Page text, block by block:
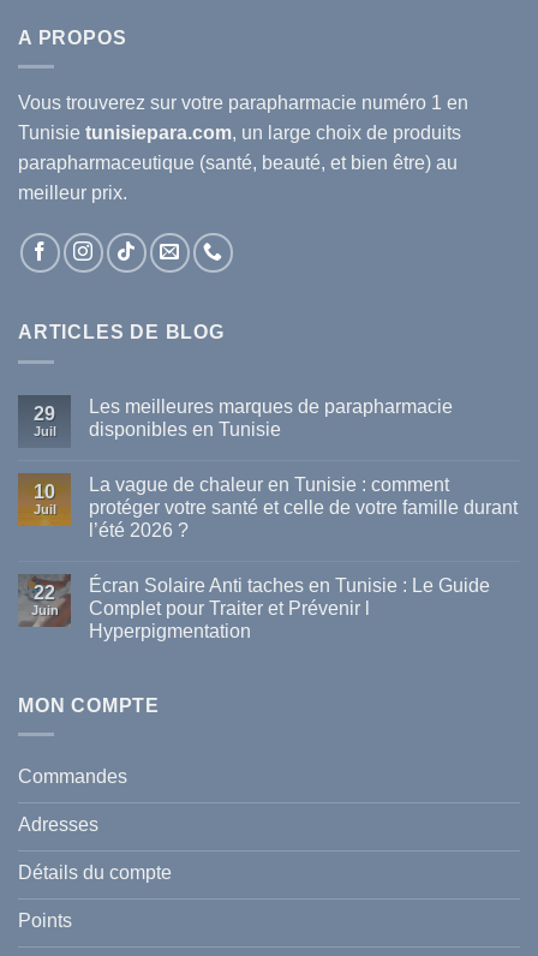
A PROPOS
Vous trouverez sur votre parapharmacie numéro 1 en
Tunisie tunisiepara.com, un large choix de produits
parapharmaceutique (santé, beauté, et bien être) au
meilleur prix.
ARTICLES DE BLOG
29
Juil
Les meilleures marques de parapharmacie
disponibles en Tunisie
sur
meilleures
marques
disponibles
en
Tunisie
10
Juil
La vague de chaleur en Tunisie : comment
protéger votre santé et celle de votre famille durant
l’été 2026 ?
sur
La
vague
de
comment
et
celle
de
votre
famille
durant
l’été
2026
?
22
Juin
Écran Solaire Anti taches en Tunisie : Le Guide
Complet pour Traiter et Prévenir l
Hyperpigmentation
Écran
Solaire
Tunisie
Guide
Traiter
Prévenir
MON COMPTE
Commandes
Adresses
Détails du compte
Points